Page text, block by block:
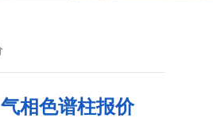
相色谱柱报价